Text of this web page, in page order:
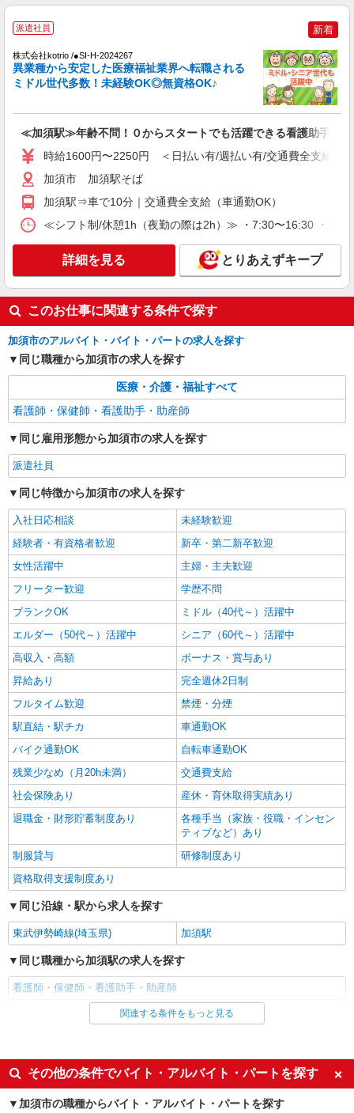
派遣社員 新着
株式会社kotrio /●SI-H-2024267
異業種から安定した医療福祉業界へ転職される
ミドル世代多数！未経験OK◎無資格OK♪
≪加須駅≫年齢不問！０からスタートでも活躍できる看護助手♪
時給1600円〜2250円 ＜日払い有/週払い有/交通費全支給(ガ
加須市 加須駅そば
加須駅⇒車で10分｜交通費全支給（車通勤OK）
≪シフト制/休憩1h（夜勤の際は2h）≫ ・7:30〜16:30 ・
詳細を見る とりあえずキープ
このお仕事に関連する条件で探す
加須市のアルバイト・バイト・パートの求人を探す
同じ職種から加須市の求人を探す
医療・介護・福祉すべて
看護師・保健師・看護助手・助産師
同じ雇用形態から加須市の求人を探す
派遣社員
同じ特徴から加須市の求人を探す
入社日応相談
未経験歓迎
経験者・有資格者歓迎
新卒・第二新卒歓迎
女性活躍中
主婦・主夫歓迎
フリーター歓迎
学歴不問
ブランクOK
ミドル（40代～）活躍中
エルダー（50代～）活躍中
シニア（60代～）活躍中
高収入・高額
ボーナス・賞与あり
昇給あり
完全週休2日制
フルタイム歓迎
禁煙・分煙
駅直結・駅チカ
車通勤OK
バイク通勤OK
自転車通勤OK
残業少なめ（月20h未満）
交通費支給
社会保険あり
産休・育休取得実績あり
退職金・財形貯蓄制度あり
各種手当（家族・役職・インセン
ティブなど）あり
制服貸与
研修制度あり
資格取得支援制度あり
同じ沿線・駅から求人を探す
東武伊勢崎線(埼玉県) 加須駅
同じ職種から加須駅の求人を探す
看護師・保健師・看護助手・助産師
同じ雇用形態から加須駅の求人を探す
同じ特徴から加須駅の求人を探す
入社日応相談
未経験歓迎
関連する条件をもっと見る
その他の条件でバイト・アルバイト・パートを探す
加須市の職種からバイト・アルバイト・パートを探す